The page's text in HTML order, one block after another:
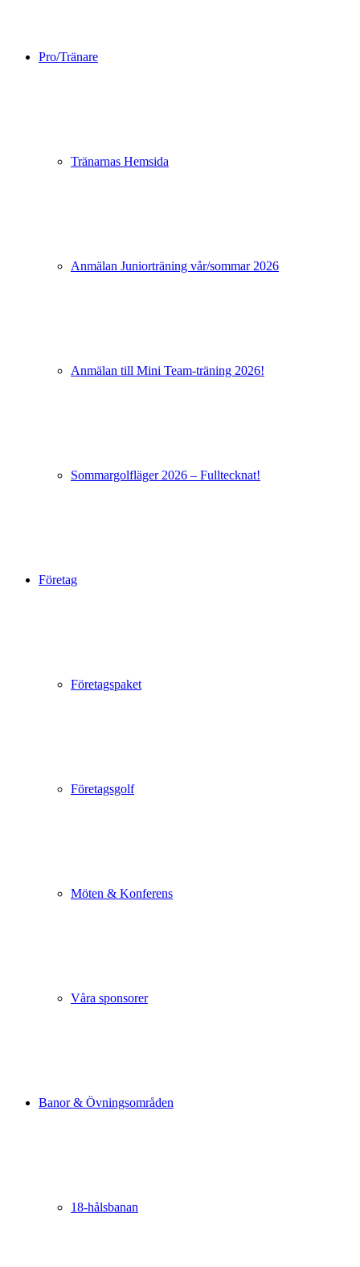
Pro/Tränare
Tränarnas Hemsida
Anmälan Juniorträning vår/sommar 2026
Anmälan till Mini Team-träning 2026!
Sommargolfläger 2026 – Fulltecknat!
Företag
Företagspaket
Företagsgolf
Möten & Konferens
Våra sponsorer
Banor & Övningsområden
18-hålsbanan